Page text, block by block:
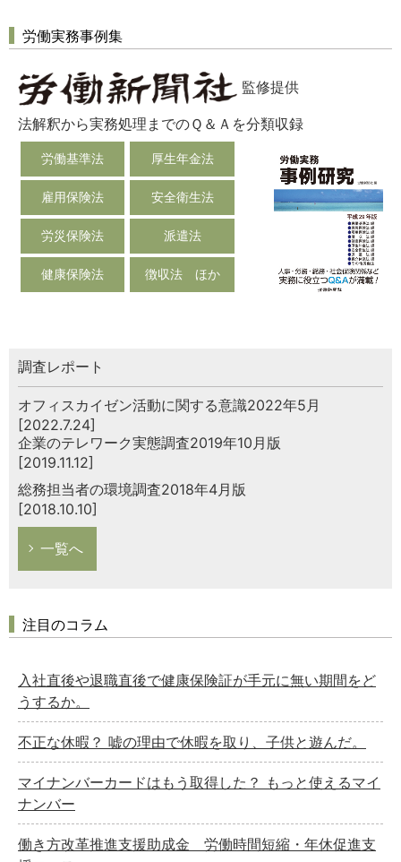
労働実務事例集
監修提供
法解釈から実務処理までのＱ＆Ａを分類収録
労働基準法 厚生年金法
雇用保険法 安全衛生法
労災保険法 派遣法
健康保険法 徴収法 ほか
調査レポート
オフィスカイゼン活動に関する意識2022年5月
[2022.7.24]
企業のテレワーク実態調査2019年10月版
[2019.11.12]
総務担当者の環境調査2018年4月版
[2018.10.10]
一覧へ
注目のコラム
入社直後や退職直後で健康保険証が手元に無い期間をど
うするか。
不正な休暇？ 嘘の理由で休暇を取り、子供と遊んだ。
マイナンバーカードはもう取得した？ もっと使えるマイ
ナンバー
働き方改革推進支援助成金 労働時間短縮・年休促進支